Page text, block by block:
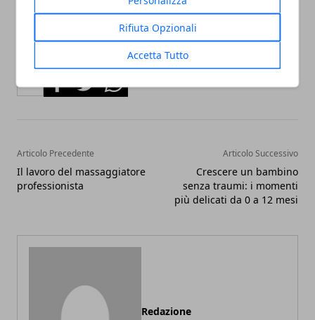
Rifiuta Opzionali
Accetta Tutto
Articolo Precedente
Il lavoro del massaggiatore
professionista
Articolo Successivo
Crescere un bambino
senza traumi: i momenti
più delicati da 0 a 12 mesi
Redazione